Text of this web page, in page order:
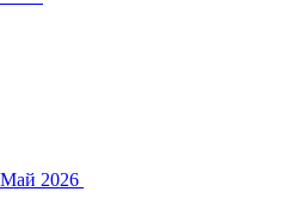
Май 2026